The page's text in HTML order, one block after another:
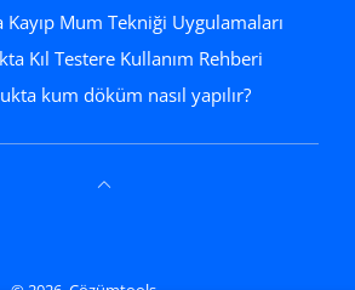
Kayıp Mum Tekniği Uygulamaları
Kıl Testere Kullanım Rehberi
kum döküm nasıl yapılır?